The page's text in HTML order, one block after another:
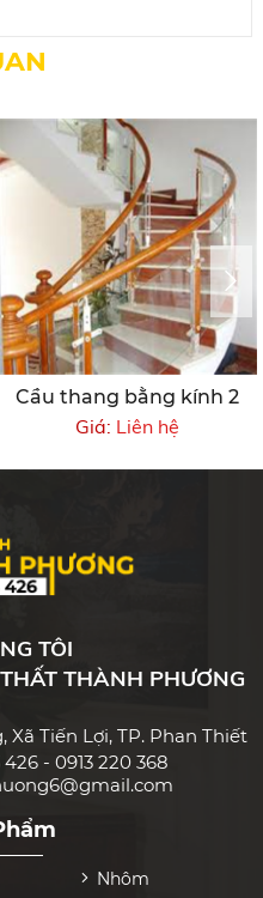
Cầu thang bằng kính 2
Giá: Liên hệ
TÔI
THÀNH PHƯƠNG
Xã Tiến Lợi, TP. Phan Thiết
- 0913 220 368
Nhôm